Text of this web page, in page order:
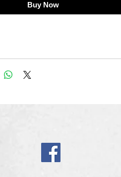
Buy Now